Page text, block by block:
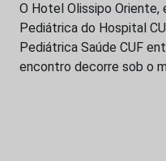
O Hotel Olissipo Oriente,
Pediátrica do Hospital
Pediátrica Saúde CUF
encontro decorre sob o